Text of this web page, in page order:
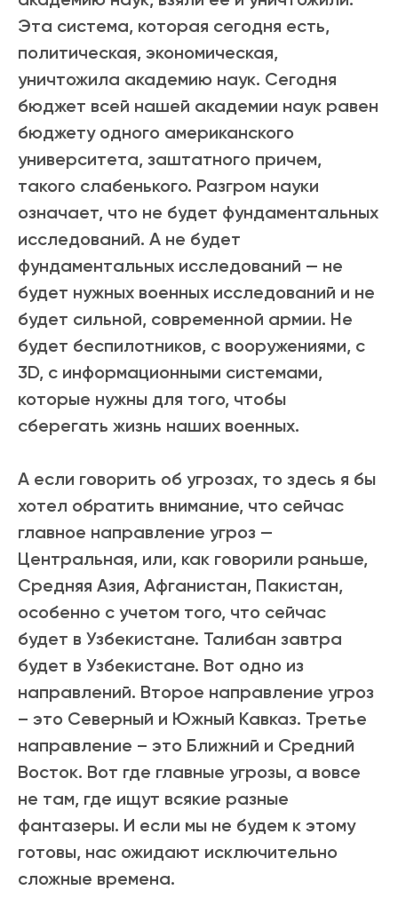
Эта система, которая сегодня есть,
политическая, экономическая,
уничтожила академию наук. Сегодня
бюджет всей нашей академии наук равен
бюджету одного американского
университета, заштатного причем,
такого слабенького. Разгром науки
означает, что не будет фундаментальных
исследований. А не будет
фундаментальных исследований — не
будет нужных военных исследований и не
будет сильной, современной армии. Не
будет беспилотников, с вооружениями, с
3D, с информационными системами,
которые нужны для того, чтобы
сберегать жизнь наших военных.
А если говорить об угрозах, то здесь я бы
хотел обратить внимание, что сейчас
главное направление угроз —
Центральная, или, как говорили раньше,
Средняя Азия, Афганистан, Пакистан,
особенно с учетом того, что сейчас
будет в Узбекистане. Талибан завтра
будет в Узбекистане. Вот одно из
направлений. Второе направление угроз
– это Северный и Южный Кавказ. Третье
направление – это Ближний и Средний
Восток. Вот где главные угрозы, а вовсе
не там, где ищут всякие разные
фантазеры. И если мы не будем к этому
готовы, нас ожидают исключительно
сложные времена.